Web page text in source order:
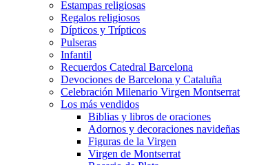
Estampas religiosas
Regalos religiosos
Dípticos y Trípticos
Pulseras
Infantil
Recuerdos Catedral Barcelona
Devociones de Barcelona y Cataluña
Celebración Milenario Virgen Montserrat
Los más vendidos
Biblias y libros de oraciones
Adornos y decoraciones navideñas
Figuras de la Virgen
Virgen de Montserrat